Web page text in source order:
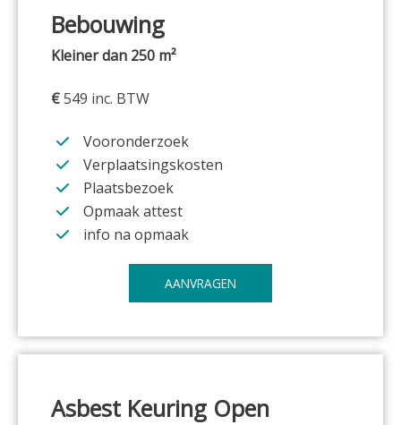
Bebouwing
Kleiner dan 250 m²
€549 inc. BTW
Vooronderzoek
Verplaatsingskosten
Plaatsbezoek
Opmaak attest
info na opmaak
AANVRAGEN
Asbest Keuring Open